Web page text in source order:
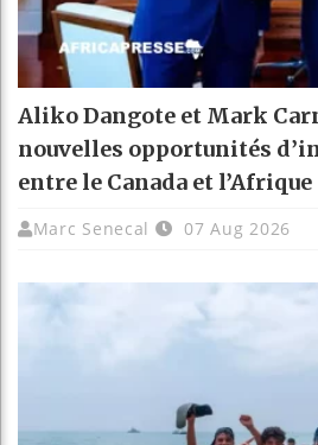
Aliko Dangote et Mark
nouvelles opportunités
entre le Canada et l’Afrique
Marc Senecal 07 Aug 2026